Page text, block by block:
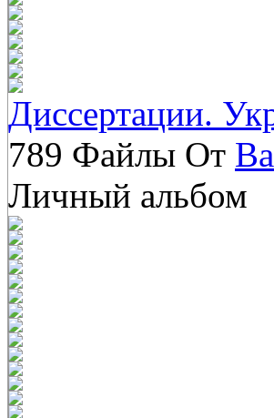
Диссертации.
789 Файлы От
Личный альбом